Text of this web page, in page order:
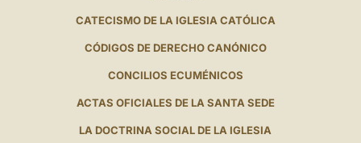
CATECISMO DE LA IGLESIA CATÓLICA
CÓDIGOS DE DERECHO CANÓNICO
CONCILIOS ECUMÉNICOS
ACTAS OFICIALES DE LA SANTA SEDE
LA DOCTRINA SOCIAL DE LA IGLESIA